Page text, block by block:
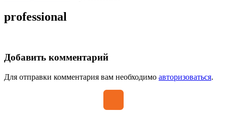
professional
Добавить комментарий
Для отправки комментария вам необходимо авторизоваться.